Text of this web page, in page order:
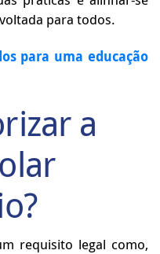
para todos.
para uma educação
a
requisito legal como,